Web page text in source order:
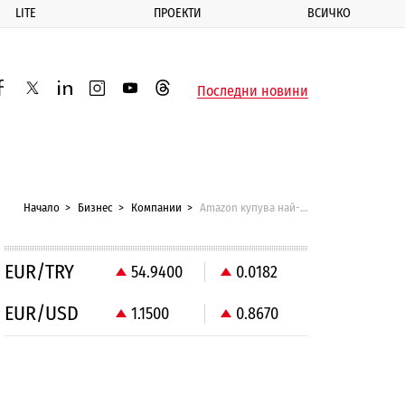
LITE ПРОЕКТИ ВСИЧКО
twitterlinkedininstagram
youtubethreadsПоследни новини
Начало Бизнес Компании Amazon купува най-големия онлайн търговец в Близкия Изток
EUR/TRY 54.9400 0.0182
EUR/USD 1.1500 0.8670